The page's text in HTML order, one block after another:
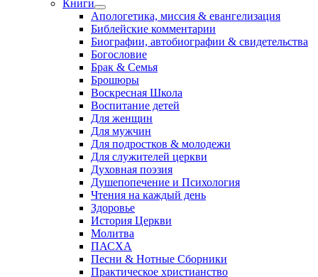
Книги
Апологетика, миссия & евангелизация
Библейские комментарии
Биографии, автобиографии & свидетельства
Богословие
Брак & Семья
Брошюры
Воскресная Школа
Воспитание детей
Для женщин
Для мужчин
Для подростков & молодежи
Для служителей церкви
Духовная поэзия
Душепопечение и Психология
Чтения на каждый день
Здоровье
История Церкви
Молитва
ПАСХА
Песни & Нотные Сборники
Практическое христианство